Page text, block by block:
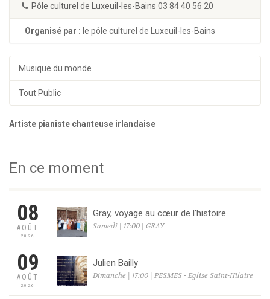
Pôle culturel de Luxeuil-les-Bains 03 84 40 56 20
Organisé par : le pôle culturel de Luxeuil-les-Bains
Musique du monde
Tout Public
Artiste pianiste chanteuse irlandaise
En ce moment
08
AOÛT
2026
Gray, voyage au cœur de l’histoire
Samedi | 17:00 | GRAY
09
AOÛT
2026
Julien Bailly
Dimanche | 17:00 | PESMES - Eglise Saint-Hilaire